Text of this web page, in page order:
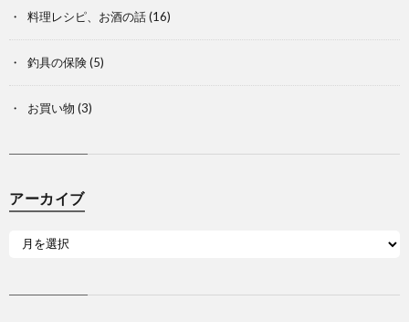
料理レシピ、お酒の話(16)
釣具の保険(5)
お買い物 (3)
アーカイブ